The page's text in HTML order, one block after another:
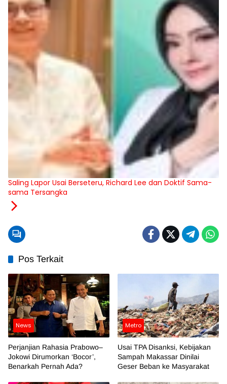
Saling Lapor Usai Berseteru, Richard Lee dan Doktif Sama-
sama Tersangka
Pos Terkait
News
Perjanjian Rahasia Prabowo–
Jokowi Dirumorkan ‘Bocor’,
Benarkah Pernah Ada?
Metro
Usai TPA Disanksi, Kebijakan
Sampah Makassar Dinilai
Geser Beban ke Masyarakat